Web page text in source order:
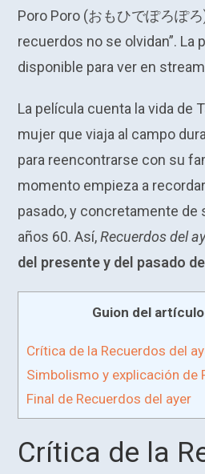
Poro Poro (おもひでぽろぽ
recuerdos no se olvidan”. La
disponible para ver en
La película cuenta la vida de
mujer que viaja al campo
para reencontrarse con su
momento empieza a
pasado, y concretamente de
años 60. Así,Recuerdos del
del presente y del pasado
Guion del artículo
Crítica de la Recuerdos del
Simbolismo y explicación de
Final de Recuerdos del ayer
Crítica de la